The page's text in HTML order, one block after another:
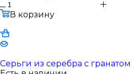
В корзину
Серьги из серебра с гранатом